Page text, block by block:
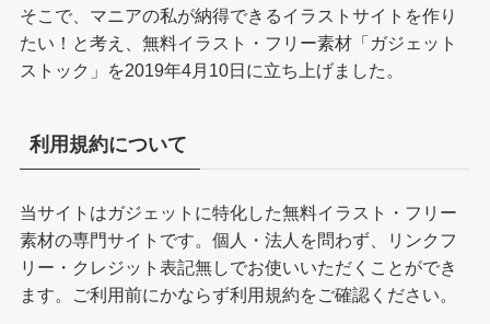
そこで、マニアの私が納得できるイラストサイトを作り
たい！と考え、無料イラスト・フリー素材「ガジェット
ストック」を2019年4月10日に立ち上げました。
利用規約について
当サイトはガジェットに特化した無料イラスト・フリー
素材の専門サイトです。個人・法人を問わず、リンクフ
リー・クレジット表記無しでお使いいただくことができ
ます。ご利用前にかならず利用規約をご確認ください。